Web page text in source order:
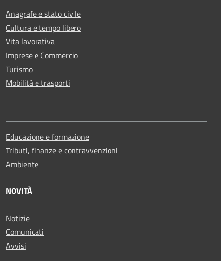
Anagrafe e stato civile
Cultura e tempo libero
Vita lavorativa
Imprese e Commercio
Turismo
Mobilità e trasporti
Educazione e formazione
Tributi, finanze e contravvenzioni
Ambiente
NOVITÀ
Notizie
Comunicati
Avvisi